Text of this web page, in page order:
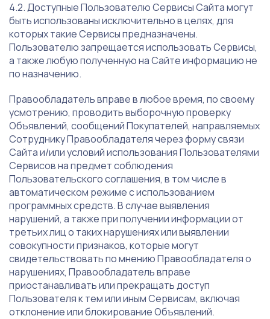
Доступные Пользователю Сервисы Сайта могут
быть использованы исключительно в целях, для
которых такие Сервисы предназначены.
Пользователю запрещается использовать Сервисы,
а также любую полученную на Сайте информацию не
по назначению.
Правообладатель вправе в любое время, по своему
усмотрению, проводить выборочную проверку
Объявлений, сообщений Покупателей, направляемых
Сотруднику Правообладателя через форму связи
Сайта и/или условий использования Пользователями
Сервисов на предмет соблюдения
Пользовательского соглашения, в том числе в
автоматическом режиме с использованием
программных средств. В случае выявления
нарушений, а также при получении информации от
третьих лиц о таких нарушениях или выявлении
совокупности признаков, которые могут
свидетельствовать по мнению Правообладателя о
нарушениях, Правообладатель вправе
приостанавливать или прекращать доступ
Пользователя к тем или иным Сервисам, включая
отклонение или блокирование Объявлений.